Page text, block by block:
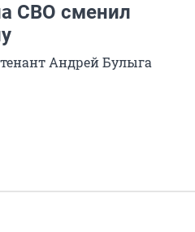
СВО сменил
Андрей Булыга